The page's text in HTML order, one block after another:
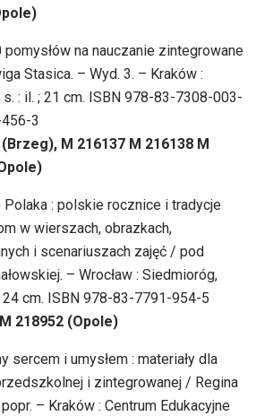
na nauczanie zintegrowane
Stasica. – Wyd. 3. – Kraków :
s. : il. ; 21 cm. ISBN 978-83-7308-003-
3
M 216137 M 216138 M
Polaka : polskie rocznice i tradycje
w wierszach, obrazkach,
i scenariuszach zajęć / pod
– Wrocław : Siedmioróg,
24 cm. ISBN 978-83-7791-954-5
218952 (Opole)
sercem i umysłem : materiały dla
i zintegrowanej / Regina
– Kraków : Centrum Edukacyjne